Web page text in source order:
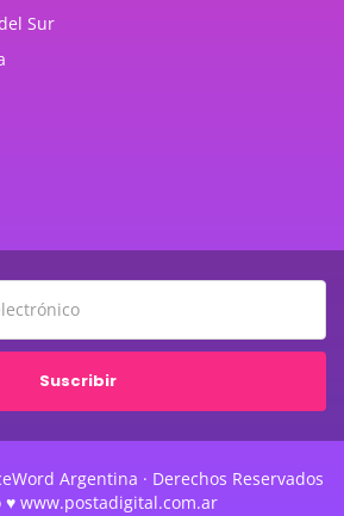
Sur
Suscribir
Argentina · Derechos Reservados
♥ www.postadigital.com.ar